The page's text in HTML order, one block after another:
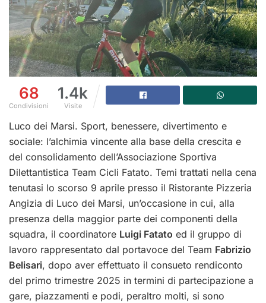
68
Condivisioni
1.4k
Visite
Luco dei Marsi. Sport, benessere, divertimento e
sociale: l’alchimia vincente alla base della crescita e
del consolidamento dell’Associazione Sportiva
Dilettantistica Team Cicli Fatato. Temi trattati nella cena
tenutasi lo scorso 9 aprile presso il Ristorante Pizzeria
Angizia di Luco dei Marsi, un’occasione in cui, alla
presenza della maggior parte dei componenti della
squadra, il coordinatore Luigi Fatato ed il gruppo di
lavoro rappresentato dal portavoce del Team Fabrizio
Belisari, dopo aver effettuato il consueto rendiconto
del primo trimestre 2025 in termini di partecipazione a
gare, piazzamenti e podi, peraltro molti, si sono